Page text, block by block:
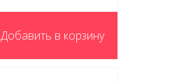
Добавить в корзину